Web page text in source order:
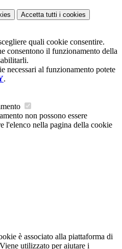
Accetta tutti i cookies
quali cookie consentire.
consentono il funzionamento della
necessari al funzionamento potete
.
non possono essere
l'elenco nella pagina della cookie
è associato alla piattaforma di
utilizzato per aiutare i